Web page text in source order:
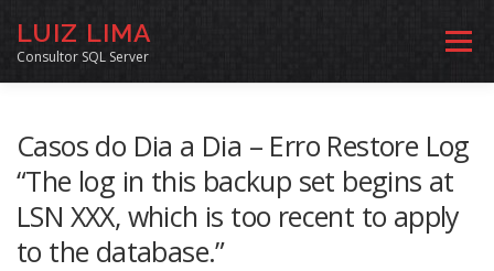
LUIZ LIMA
Consultor SQL Server
Menu
INÍCIO ARQUIVO LINKS COMUNIDADE
Casos do Dia a Dia – Erro Restore Log
“The log in this backup set begins at
LSN XXX, which is too recent to apply
to the database.”